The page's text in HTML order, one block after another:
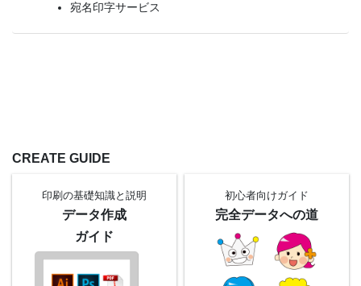
宛名印字サービス
CREATE GUIDE
印刷の基礎知識と 説明
データ作成
ガイド
初心者向けガイド
完全データへの道